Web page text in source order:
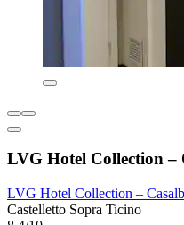
LVG Hotel Collection –
LVG Hotel Collection –
Castelletto Sopra Ticino